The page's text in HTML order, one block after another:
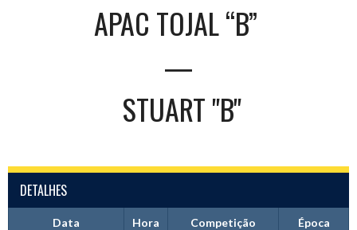
APAC TOJAL “B”
—
STUART "B"
DETALHES
Data Hora Competição Época